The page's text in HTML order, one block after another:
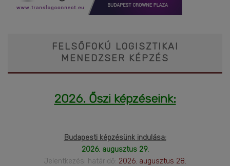
FELSŐFOKÚ LOGISZTIKAI
MENEDZSER KÉPZÉS
2026. Őszi képzéseink:
Budapesti képzésünk indulása:
2026. augusztus 29.
Jelentkezési határidő: 2026. augusztus 28.